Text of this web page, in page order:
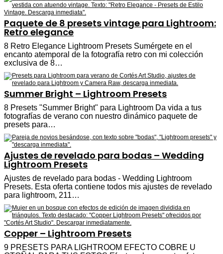
Paquete de 8 presets vintage para Lightroom:
Retro elegance
8 Retro Elegance Lightroom Presets Sumérgete en el
encanto atemporal de la fotografía retro con mi colección
exclusiva de 8…
Summer Bright – Lightroom Presets
8 Presets "Summer Bright" para Lightroom Da vida a tus
fotografías de verano con nuestro dinámico paquete de
presets para…
Ajustes de revelado para bodas – Wedding
Lightroom Presets
Ajustes de revelado para bodas - Wedding Lightroom
Presets. Esta oferta contiene todos mis ajustes de revelado
para lightroom, 211…
Copper – Lightroom Presets
9 PRESETS PARA LIGHTROOM EFECTO COBRE U